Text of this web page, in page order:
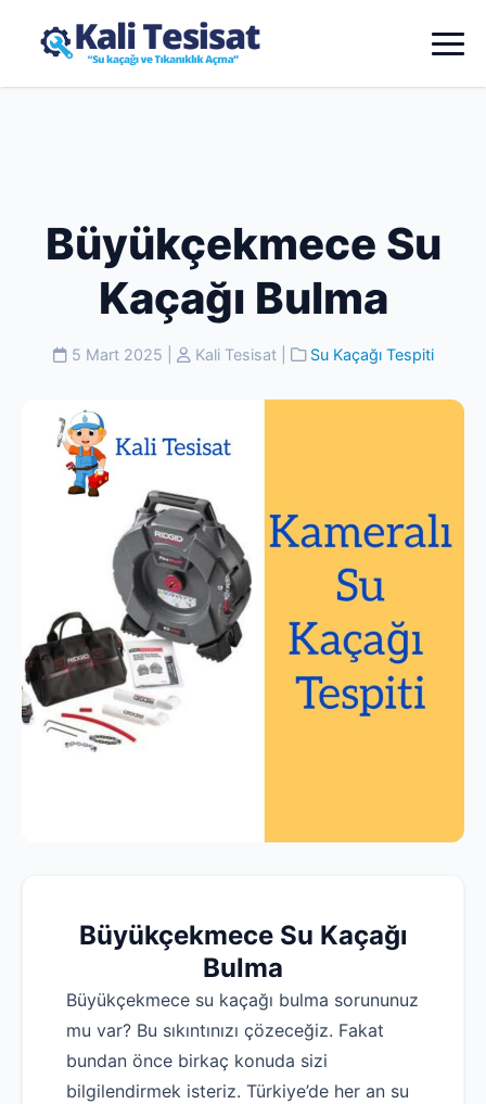
Büyükçekmece Su
Kaçağı Bulma
5 Mart 2025 Kali Tesisat| Su Kaçağı Tespiti
Büyükçekmece Su Kaçağı
Bulma
Büyükçekmece su kaçağı bulma sorununuz
mu var? Bu sıkıntınızı çözeceğiz. Fakat
bundan önce birkaç konuda sizi
bilgilendirmek isteriz. Türkiye’de her an su